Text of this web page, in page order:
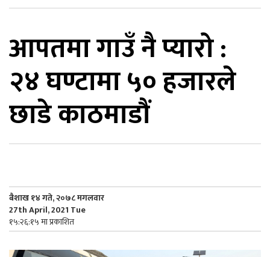
आपतमा गाउँ नै प्यारो :
२४ घण्टामा ५० हजारले
छाडे काठमाडौं
बैशाख १४ गते, २०७८ मगलवार
27th April, 2021 Tue
१५:२६:१५ मा प्रकाशित